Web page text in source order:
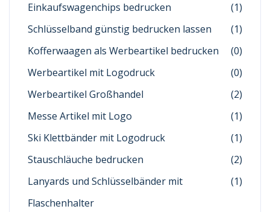
Einkaufswagenchips bedrucken
(1)
Schlüsselband günstig bedrucken lassen
(1)
Kofferwaagen als Werbeartikel bedrucken
(0)
Werbeartikel mit Logodruck
(0)
Werbeartikel Großhandel
(2)
Messe Artikel mit Logo
(1)
Ski Klettbänder mit Logodruck
(1)
Stauschläuche bedrucken
(2)
Lanyards und Schlüsselbänder mit
Flaschenhalter
(1)